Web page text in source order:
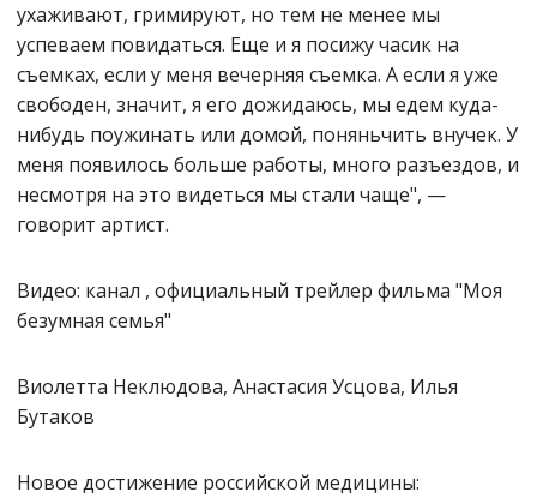
ухаживают, гримируют, но тем не менее мы
успеваем повидаться. Еще и я посижу часик на
съемках, если у меня вечерняя съемка. А если я уже
свободен, значит, я его дожидаюсь, мы едем куда-
нибудь поужинать или домой, поняньчить внучек. У
меня появилось больше работы, много разъездов, и
несмотря на это видеться мы стали чаще", —
говорит артист.
Видео: канал , официальный трейлер фильма "Моя
безумная семья"
Виолетта Неклюдова, Анастасия Усцова, Илья
Бутаков
Новое достижение российской медицины: